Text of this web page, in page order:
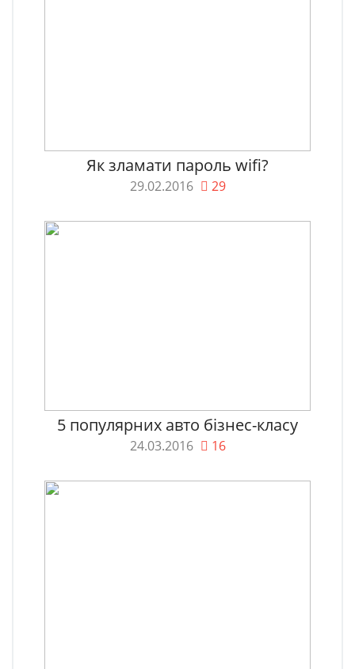
Як зламати пароль wifi?
29.02.2016 29
5 популярних авто бізнес-класу
24.03.2016 16